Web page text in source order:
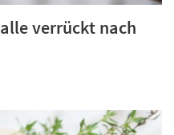
verrückt nach